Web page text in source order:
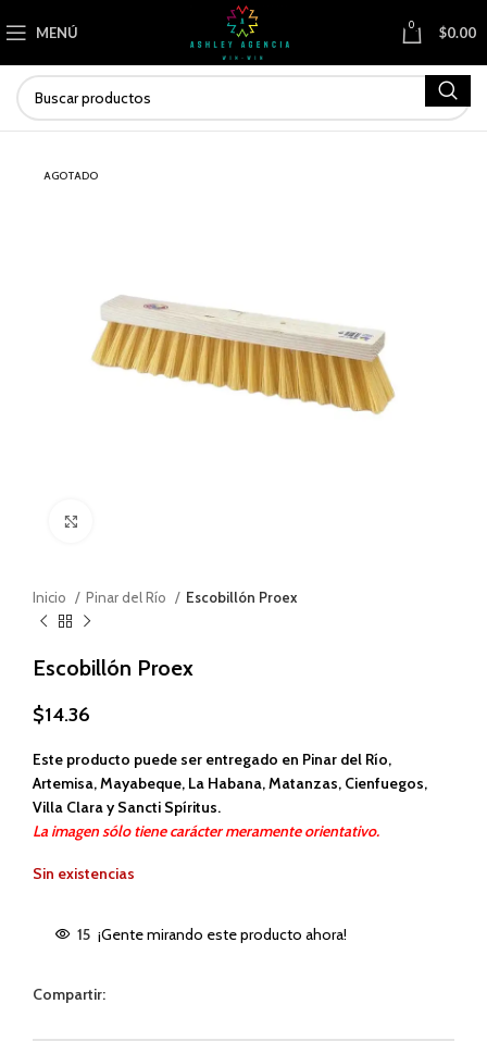
MENÚ 0 $0.00
AGOTADO
Inicio Pinar del Río Escobillón Proex
Escobillón Proex
$14.36
Este producto puede ser entregado en Pinar del Río,
Artemisa, Mayabeque, La Habana, Matanzas, Cienfuegos,
Villa Clara y Sancti Spíritus.
La imagen sólo tiene carácter meramente orientativo.
Sin existencias
15 ¡Gente mirando este producto ahora!
Compartir: